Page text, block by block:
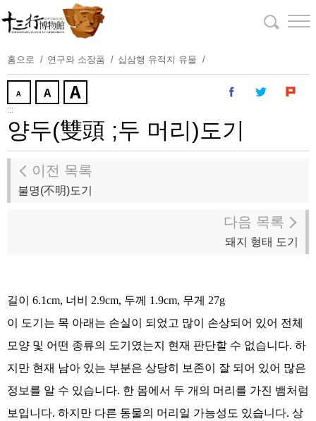
요
용
보
홈으로 연구와 소장품 십삼행 유적지 유물
:::
양두(雙頭 ;두 머리)도기
이전 목록
불명(不明)도기
다음 목록
돼지 형태 도기
길이 6.1cm, 너비 2.9cm, 두께 1.9cm, 무게 27g
이
도기는 목 아래는 손실이 되었고 많이 손상되어 있어 전체
모양 및 어떤 종류의 도기였는지 현재 판단할 수 없습니다. 하
지만 현재 남아 있는 부분은 상당히 보존이 잘 되어 있어 많은
정보를 알 수 있습니다. 한 몸에서 두 개의 머리를 가진 뱀처럼
보입니다. 하지만 다른 동물의 머리일 가능성도 있습니다. 상